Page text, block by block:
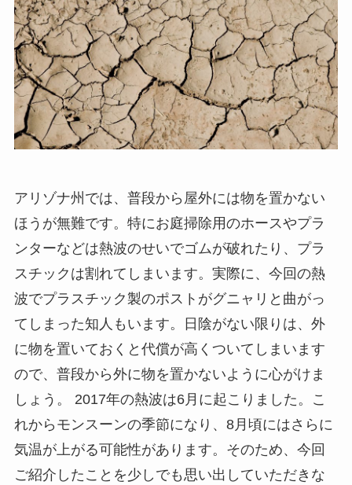
アリゾナ州では、普段から屋外には物を置かない
ほうが無難です。特にお庭掃除用のホースやプラ
ンターなどは熱波のせいでゴムが破れたり、プラ
スチックは割れてしまいます。実際に、今回の熱
波でプラスチック製のポストがグニャリと曲がっ
てしまった知人もいます。日陰がない限りは、外
に物を置いておくと代償が高くついてしまいます
ので、普段から外に物を置かないように心がけま
しょう。 2017年の熱波は6月に起こりました。こ
れからモンスーンの季節になり、8月頃にはさらに
気温が上がる可能性があります。そのため、今回
ご紹介したことを少しでも思い出していただきな